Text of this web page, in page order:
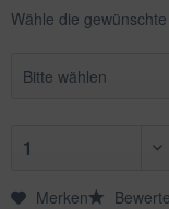
Wähle die
Merken